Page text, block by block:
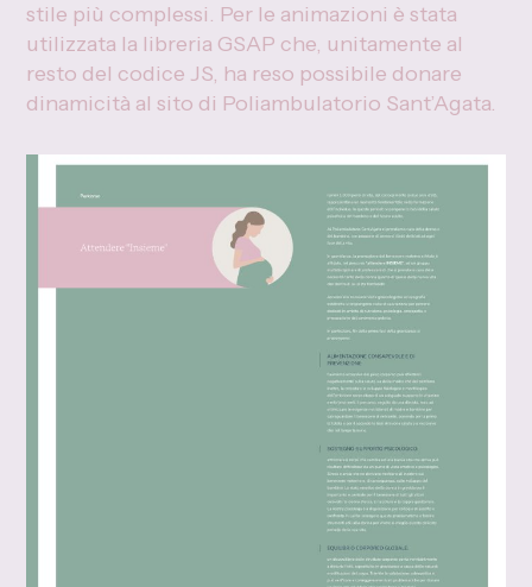
stile più complessi. Per le animazioni è stata
utilizzata la libreria GSAP che, unitamente al
resto del codice JS, ha reso possibile donare
dinamicità al sito di Poliambulatorio Sant’Agata.